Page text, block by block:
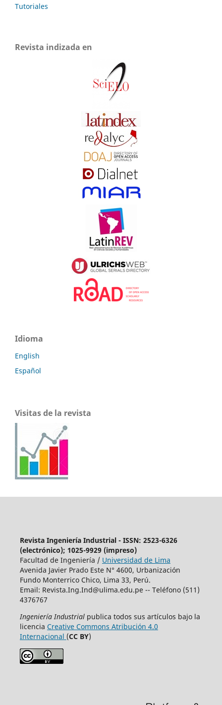
Tutoriales
Revista indizada en
Idioma
English
Español
Visitas de la revista
Revista Ingeniería Industrial - ISSN: 2523-6326
(electrónico); 1025-9929 (impreso)
Facultad de Ingeniería / Universidad de Lima
Avenida Javier Prado Este N° 4600, Urbanización
Fundo Monterrico Chico, Lima 33, Perú.
Email: Revista.Ing.Ind@ulima.edu.pe-- Teléfono (511)
4376767
Ingeniería Industrial publica todos sus artículos bajo la
licencia Creative Commons Atribución 4.0
Internacional (CC BY)